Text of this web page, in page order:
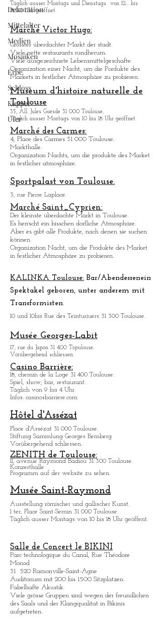
Dekoration
Mittelalter
Medien
Mosaiken
Erbe
Schloss
Kuppel
Ufer
Täglich ausser Montags und Dienstags
von 12:.. bis
18:00 Uhr geöffnet.
Marché Victor Hugo:
Grösster überdachter Markt der stadt.
Viele nette restaurants rundherum.
Viele ausgezeichnete Lebensmittelgeschafte.
Organization einer Nacht, um die Pordukte des
Markets in festlicher Atmosphäre zu probieren.
Museum d'histoire naturelle de
Toulouse
35, All. Jules Guesde 31 000 Toulouse.
Täglich ausser Montags von 10 bis 18 Uhr geöffnet.
Marché des Carmes:
4, Place des Carmes 31 000 Toulouse.
Markthalle.
Organization Nachts, um die produkte des Market
in festlicher atmosphäre.
Sportpalast von Toulouse.
3, rue Pierre Laplace.
Marché Saint_Cyprien:
Der kleinste überdachte Markt in Toulouse.
Es herrscht ein bisschen dorfliche Atmosphäre.
Aber es gibt alle Produkte, nach denen sie suchen
können.
Organization Nacht, um die Produkte des Market
in festlicher Atmosphäre zu probieren.
KALINKA Toulouse: Bar/Abendessenein
Spektakel geboren, unter anderem mit
Transformisten.
10 und 10bis Rue des Teinturiuers 31 300 Toulouse.
Musée Georges-Labit
17, rue du Japon 31 400 Topulouse.
Vorübergehend schliessen.
Casino Barrière:
18, chemin de la Loge 31 400 Toulouse.
Spiel, show, bar, restaurant.
Täglich von 9 bis 4 Uhr.
Infos: casinosbarriere.com
Hôtel d'Assézat
Place d'Assézat 31 000 Toulouse.
Stiftung Sammlung Georges Bemberg
Vorübergehend schliessen.
ZENITH de Toulouse:
11, avenue Raymond Badiou 31 300 Toulouse.
Konzerthalle
Programm auf der website zu sehen.
Musée Saint-Raymond
Ausstellung römischer und gallischer Kunst.
1 ter, Place Saint-Sernin 31 000 Toulouse.
Täglich ausser Montags von 10 bis 18 Uhr geöffent.
Salle de Concert le BIKINI
Parc technologique du Canal, Rue Théodore
Monod
31 520 Ramonville-Saint-Agne
Auditorium mit 200 bis 1500 Sitzplatzen.
Fabelhafte Akustik.
Viele grösse Gruppen sind wegen der freundlichen
des Saals und der Klangqualitat in Bikinis
aufgetreten.